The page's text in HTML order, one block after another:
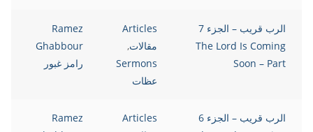
الرب قريب – الجزء 7
The Lord Is Coming
Soon – Part
Articles
مقالات,
Sermons
عظات
Ramez
Ghabbour
رامز غبور
الرب قريب – الجزء 6
Articles
Ramez